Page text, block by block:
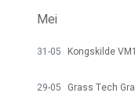
Mei
31-05 Kongskilde
29-05 Grass Tech